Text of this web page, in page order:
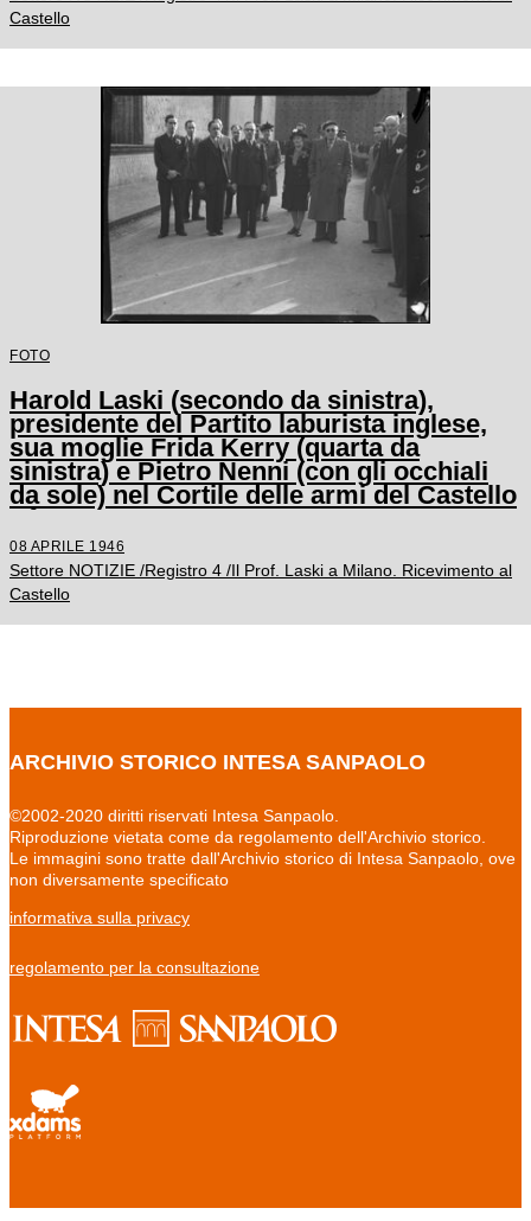
Castello
FOTO
Harold Laski (secondo da sinistra),
presidente del Partito laburista inglese,
sua moglie Frida Kerry (quarta da
sinistra) e Pietro Nenni (con gli occhiali
da sole) nel Cortile delle armi del Castello
Sforzesco
08 APRILE 1946
Settore NOTIZIE /Registro 4 /Il Prof. Laski a Milano. Ricevimento al
Castello
ARCHIVIO STORICO INTESA SANPAOLO
©2002-2020 diritti riservati Intesa Sanpaolo.
Riproduzione vietata come da regolamento dell'Archivio storico.
Le immagini sono tratte dall'Archivio storico di Intesa Sanpaolo, ove
non diversamente specificato
informativa sulla privacy
regolamento per la consultazione